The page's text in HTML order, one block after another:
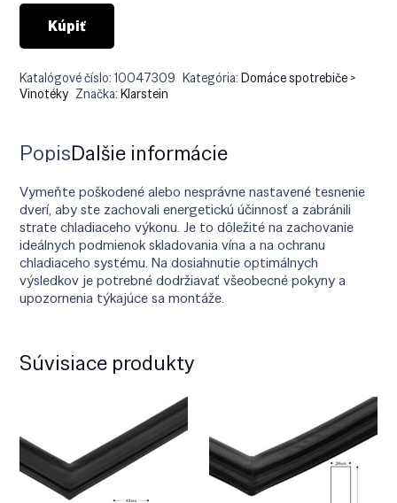
Kúpiť
Katalógové číslo:10047309 Kategória:Domáce spotrebiče >
Vinotéky Značka:Klarstein
PopisĎalšie informácie
Vymeňte poškodené alebo nesprávne nastavené tesnenie
dverí, aby ste zachovali energetickú účinnosť a zabránili
strate chladiaceho výkonu. Je to dôležité na zachovanie
ideálnych podmienok skladovania vína a na ochranu
chladiaceho systému. Na dosiahnutie optimálnych
výsledkov je potrebné dodržiavať všeobecné pokyny a
upozornenia týkajúce sa montáže.
Súvisiace produkty